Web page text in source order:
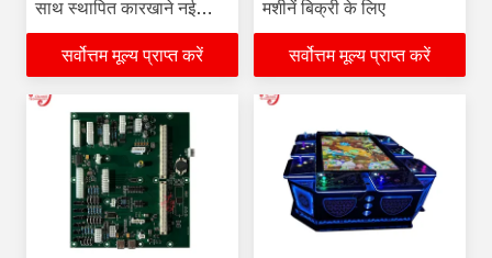
साथ स्थापित कारखाने नई
कैबिनेट बिक्री के लिए
सर्वोत्तम मूल्य प्राप्त करें
मशीनें बिक्री के लिए
सर्वोत्तम मूल्य प्राप्त करें